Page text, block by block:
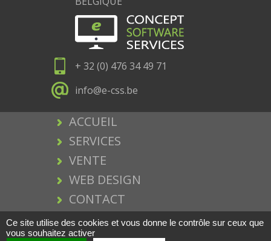
+ 32 (0) 476 34 49 71
info@e-css.be
ACCUEIL
SERVICES
VENTE
WEB DESIGN
CONTACT
MENTIONS LEGALES
Ce site utilise des cookies et vous donne le contrôle sur ceux que
vous souhaitez activer